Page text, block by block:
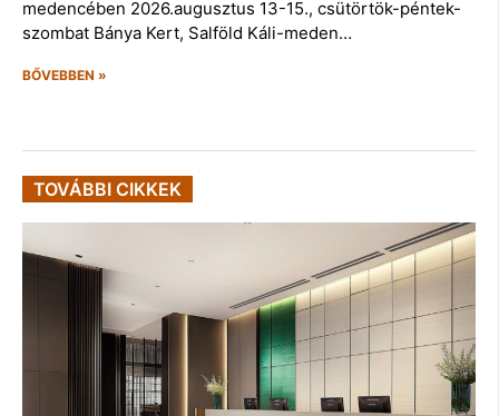
medencében 2026.augusztus 13-15., csütörtök-péntek-
szombat Bánya Kert, Salföld Káli-meden…
BŐVEBBEN »
TOVÁBBI CIKKEK